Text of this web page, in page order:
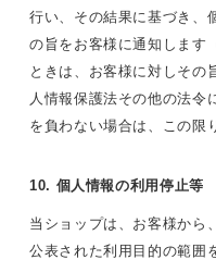
行い、その結果に基づき、
の旨をお客様に通知します
ときは、お客様に対しその
人情報保護法その他の法令
を負わない場合は、この限
10. 個人情報の利用停止等
当ショップは、お客様から
公表された利用目的の範囲